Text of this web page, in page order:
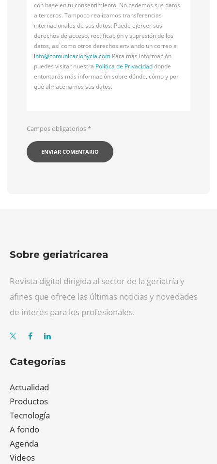
con base en tu consentimiento. No cedemos sus datos
a terceros. Tampoco realizamos transferencias
internacionales de sus datos. Puede ejercer sus
derechos de acceso, rectificación y supresión de los
datos, así como otros derechos enviando un correo a
info@comunicacionycia.com Para más información
puedes visitar nuestra Política de Privacidaddonde
entontarás más información sobre dónde, cómo y por
qué almacenamos sus datos.
Campos obligatorios*
Sobre geriatricarea
Revista digital dirigida al sector de la geriatría y
afines que ofrece las últimas noticias y novedades
de interés para los profesionales.
Categorías
Actualidad
Productos
Tecnología
A fondo
Agenda
Videos